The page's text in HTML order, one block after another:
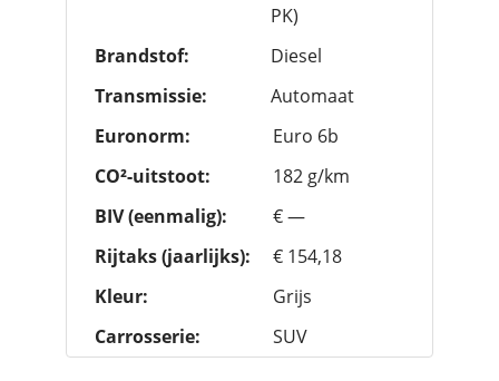
PK)
Brandstof:
Diesel
Transmissie:
Automaat
Euronorm:
Euro 6b
CO²-uitstoot:
182 g/km
BIV (eenmalig):
€ —
Rijtaks (jaarlijks):
€ 154,18
Kleur:
Grijs
Carrosserie:
SUV